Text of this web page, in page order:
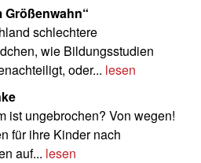
Größenwahn“
schlechtere
wie Bildungsstudien
oder... lesen
ist ungebrochen? Von wegen!
für ihre Kinder nach
auf... lesen